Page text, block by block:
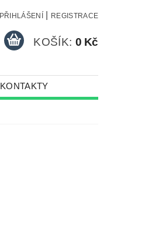
PŘIHLÁŠENÍ REGISTRACE
KOŠÍK: 0 Kč
KONTAKTY